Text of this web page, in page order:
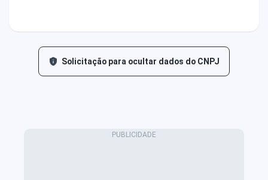
Solicitação para ocultar dados do CNPJ